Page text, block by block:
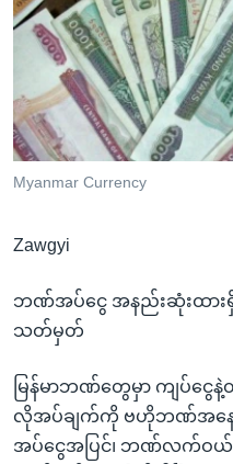
ရန်
ညွန်း
စာမျက်နှာ
သို့
ကျော်
ရန်
ရန်
နေရာ
သို့
ကျော်
မကြေးမုံရဲ့ အင်္ဂလိပ်စာ
ရုပ်ရှင်ထဲက အင်္ဂလိပ်စာ
သုတပဒေသာ အင်္ဂလိပ်စာ
ရေဒီယို
တီဗွီ
ရေဒီယိုနှင့်ရုပ်သံ အချက်အလ
ရေဒီယို/တီဗွီအစီအစဉ်
Learning English
ဗွီအိုအေ လူမှုကွန်ယက်များ
Myanmar Currency
Zawgyi
ဘဏ်အပ်ငွေ အနည်းဆုံးထား
သတ်မှတ်
မြန်မာဘဏ်တွေမှာ ကျပ်ငွေ
လိုအပ်ချက်ကို ဗဟိုဘဏ်အနေ
အပ်ငွေအပြင်၊ ဘဏ်လက်ဝ